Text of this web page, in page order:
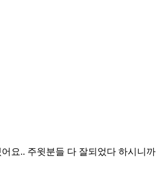
요.. 주윗분들 다 잘되었다 하시니까